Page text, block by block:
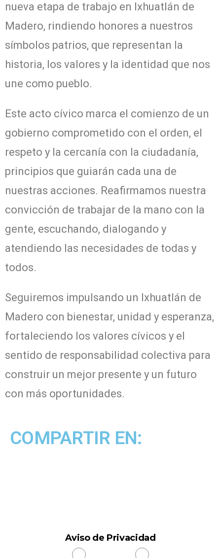
nueva etapa de trabajo en Ixhuatlán de
Madero, rindiendo honores a nuestros
símbolos patrios, que representan la
historia, los valores y la identidad que nos
une como pueblo.
Este acto cívico marca el comienzo de un
gobierno comprometido con el orden, el
respeto y la cercanía con la ciudadanía,
principios que guiarán cada una de
nuestras acciones. Reafirmamos nuestra
convicción de trabajar de la mano con la
gente, escuchando, dialogando y
atendiendo las necesidades de todas y
todos.
Seguiremos impulsando un Ixhuatlán de
Madero con bienestar, unidad y esperanza,
fortaleciendo los valores cívicos y el
sentido de responsabilidad colectiva para
construir un mejor presente y un futuro
con más oportunidades.
COMPARTIR EN:
Aviso de Privacidad